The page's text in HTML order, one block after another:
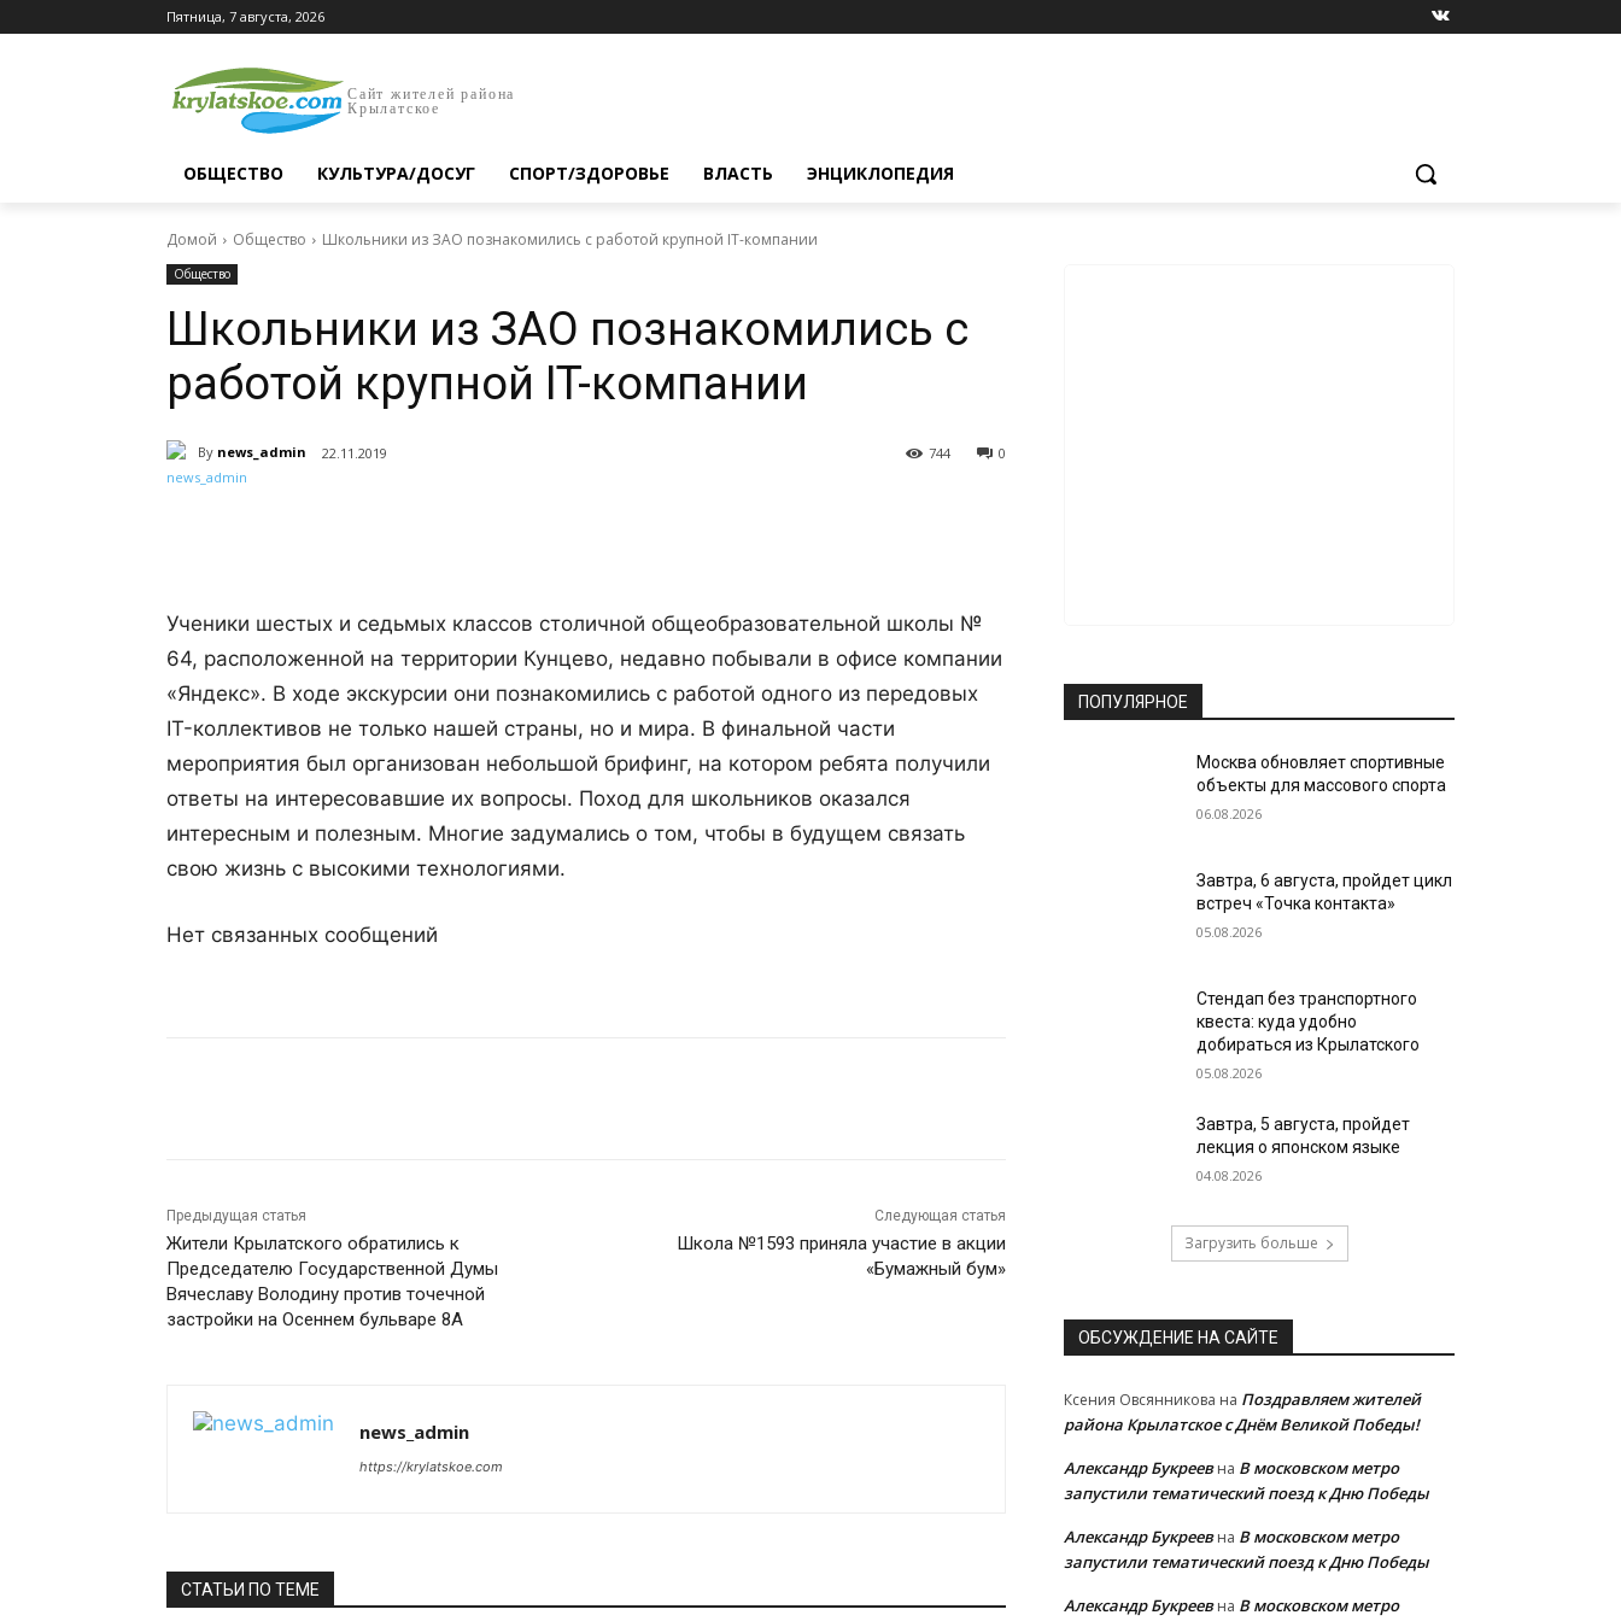
Пятница, 7 августа, 2026
Сайт жителей района
Крылатское
ОБЩЕСТВО КУЛЬТУРА/ДОСУГ СПОРТ/ЗДОРОВЬЕ ВЛАСТЬ ЭНЦИКЛОПЕДИЯ
Домой Общество Школьники из ЗАО познакомились с работой крупной IT-компании
Общество
Школьники из ЗАО познакомились с
работой крупной IT-компании
By news_admin 22.11.2019 0
744
Ученики шестых и седьмых классов столичной общеобразовательной школы №
64, расположенной на территории Кунцево, недавно побывали в офисе компании
«Яндекс». В ходе экскурсии они познакомились с работой одного из передовых
IT-коллективов не только нашей страны, но и мира. В финальной части
мероприятия был организован небольшой брифинг, на котором ребята получили
ответы на интересовавшие их вопросы. Поход для школьников оказался
интересным и полезным. Многие задумались о том, чтобы в будущем связать
свою жизнь с высокими технологиями.
Нет связанных сообщений
Предыдущая статья
Жители Крылатского обратились к
Председателю Государственной Думы
Вячеславу Володину против точечной
застройки на Осеннем бульваре 8А
Следующая статья
Школа №1593 приняла участие в акции
«Бумажный бум»
news_admin
https://krylatskoe.com
СТАТЬИ ПО ТЕМЕ
ПОПУЛЯРНОЕ
Москва обновляет спортивные
объекты для массового спорта
06.08.2026
Завтра, 6 августа, пройдет цикл
встреч «Точка контакта»
05.08.2026
Стендап без транспортного
квеста: куда удобно
добираться из Крылатского
05.08.2026
Завтра, 5 августа, пройдет
лекция о японском языке
04.08.2026
Загрузить больше
ОБСУЖДЕНИЕ НА САЙТЕ
Ксения Овсянникова на Поздравляем жителей
района Крылатское с Днём Великой Победы!
Александр Букреевна В московском метро
запустили тематический поезд к Дню Победы
Александр Букреевна В московском метро
запустили тематический поезд к Дню Победы
Александр Букреевна В московском метро